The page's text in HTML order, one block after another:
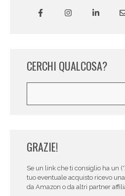
CERCHI QUALCOSA?
GRAZIE!
Se un link che ti consiglio ha un
tuo eventuale acquisto ricevo
da Amazon o da altri partner